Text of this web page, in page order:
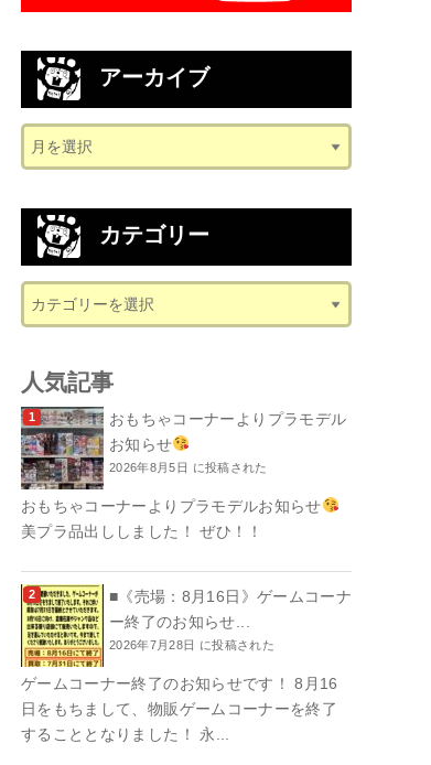
アーカイブ
カテゴリー
人気記事
おもちゃコーナーよりプラモデル
お知らせ
2026年8月5日 に投稿された
おもちゃコーナーよりプラモデルお知らせ
美プラ品出ししました！ ぜひ！！
■《売場：8月16日》ゲームコーナ
ー終了のお知らせ...
2026年7月28日 に投稿された
ゲームコーナー終了のお知らせです！ 8月16
日をもちまして、物販ゲームコーナーを終了
することとなりました！ 永...